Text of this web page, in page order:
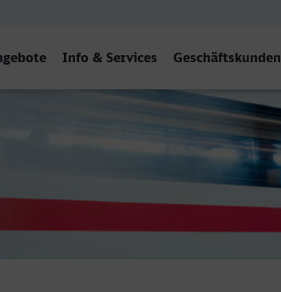
Info & Services Geschäftskunden
Oberhausen Hbf